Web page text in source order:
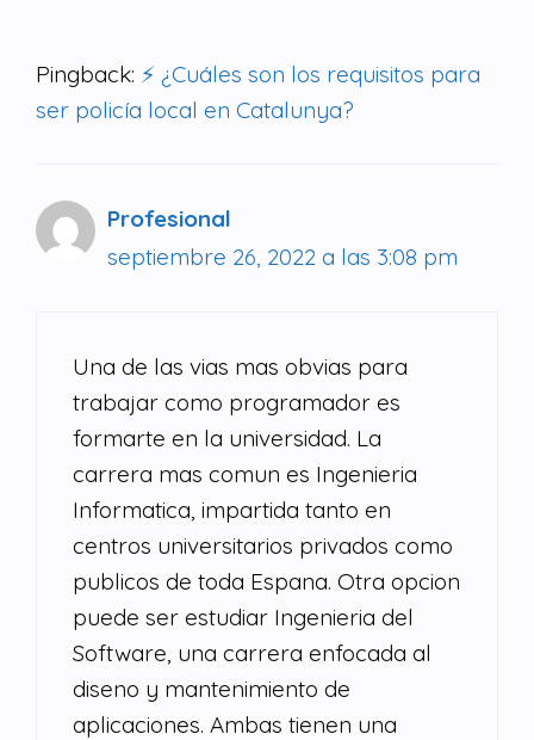
Pingback: ⚡ ¿Cuáles son los requisitos para
ser policía local en Catalunya?
Profesional
septiembre 26, 2022 a las 3:08 pm
Una de las vias mas obvias para
trabajar como programador es
formarte en la universidad. La
carrera mas comun es Ingenieria
Informatica, impartida tanto en
centros universitarios privados como
publicos de toda Espana. Otra opcion
puede ser estudiar Ingenieria del
Software, una carrera enfocada al
diseno y mantenimiento de
aplicaciones. Ambas tienen una